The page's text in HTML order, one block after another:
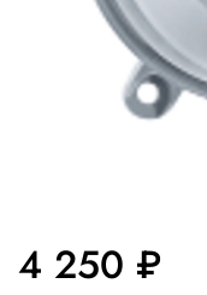
4 250 ₽